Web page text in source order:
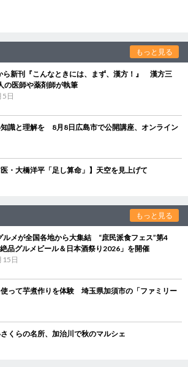
もっと見る
ら新刊『こんなときには、まず、漢方！』 漢方三
の医師や薬剤師が執筆
日
識と理解を 8月8日広島市で公開講座、オンライン
医・大橋洋平「足し算命」】天空を見上げて
もっと見る
ルメが全国各地から大集結 “庶民派食フェス”第4
品グルメビール＆日本酒祭り2026」を開催
日
って芋煮作りを体験 埼玉県加須市の「ファミリー
くらの名所、加治川で秋のマルシェ